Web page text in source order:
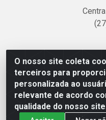
O nosso site coleta
terceiros para
personalizada ao
relevante de acordo
qualidade do nosso
Linhavix Distribuidora
Quadra314 Lote 05 e
29.901-605 -